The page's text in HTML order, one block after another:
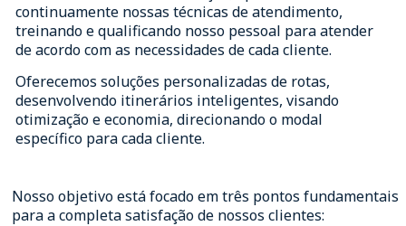
continuamente nossas técnicas de atendimento,
treinando e qualificando nosso pessoal para atender
de acordo com as necessidades de cada cliente.
Oferecemos soluções personalizadas de rotas,
desenvolvendo itinerários inteligentes, visando
otimização e economia, direcionando o modal
específico para cada cliente.
Nosso objetivo está focado em três pontos fundamentais
para a completa satisfação de nossos clientes: